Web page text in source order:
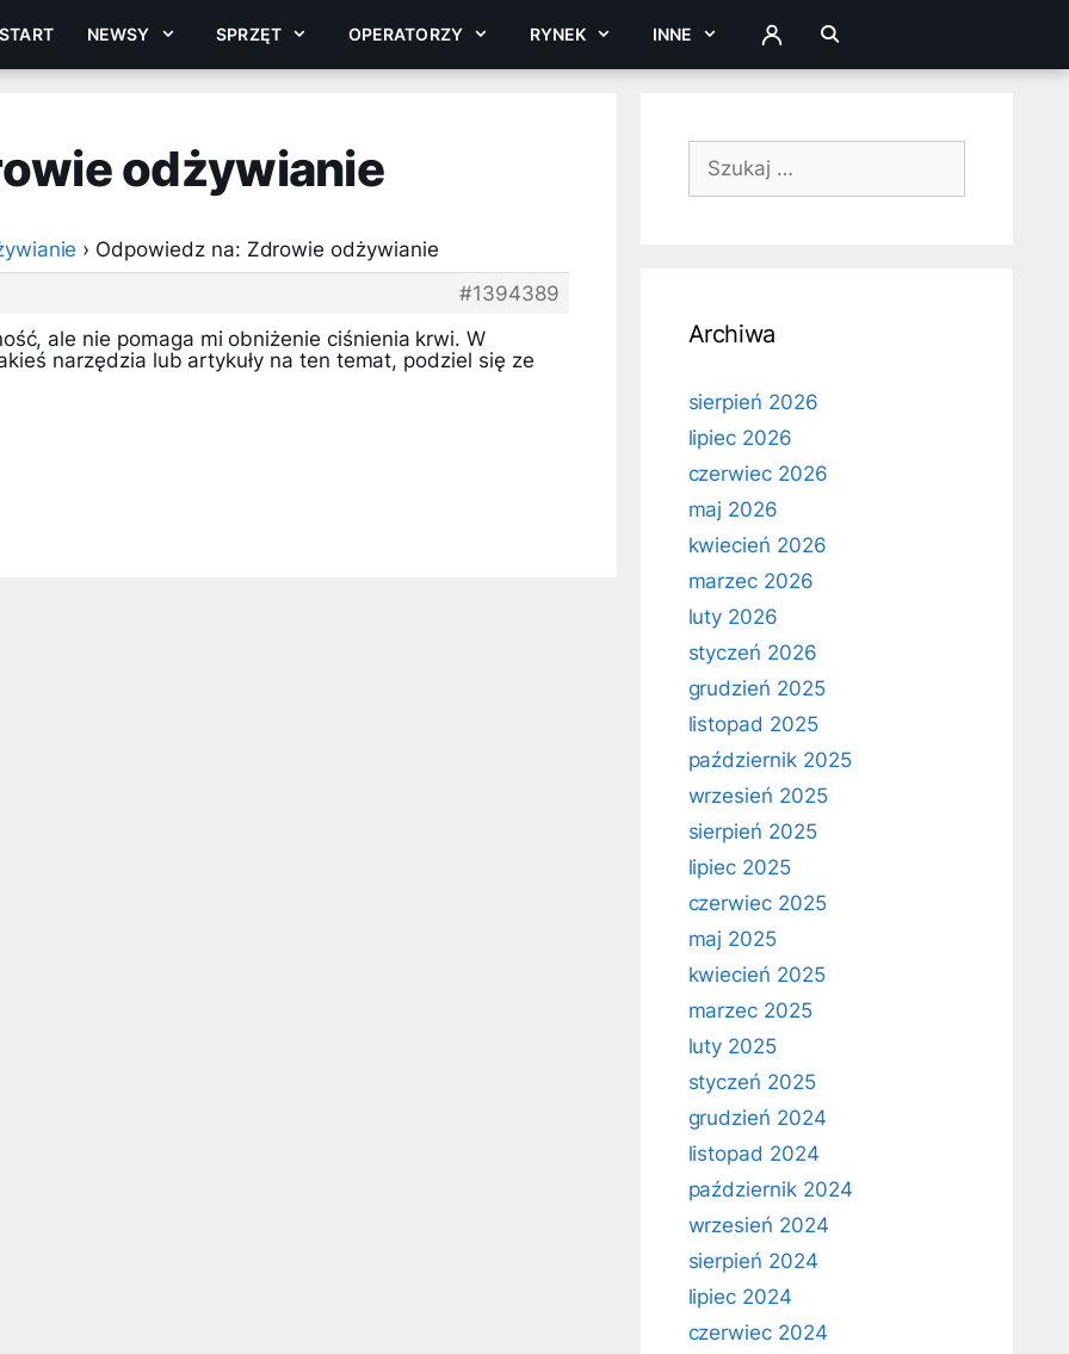
START NEWSY SPRZĘT OPERATORZY RYNEK INNE ZALOGUJ
odżywianie
› Odpowiedz na: Zdrowie odżywianie
#1394389
ale nie pomaga mi obniżenie ciśnienia krwi. W
narzędzia lub artykuły na ten temat, podziel się ze
Szukaj:
Archiwa
sierpień 2026
lipiec 2026
czerwiec 2026
maj 2026
kwiecień 2026
marzec 2026
luty 2026
styczeń 2026
grudzień 2025
listopad 2025
październik 2025
wrzesień 2025
sierpień 2025
lipiec 2025
czerwiec 2025
maj 2025
kwiecień 2025
marzec 2025
luty 2025
styczeń 2025
grudzień 2024
listopad 2024
październik 2024
wrzesień 2024
sierpień 2024
lipiec 2024
czerwiec 2024